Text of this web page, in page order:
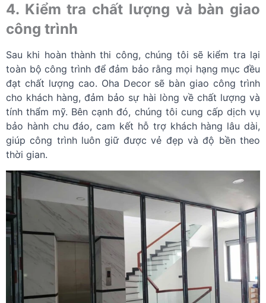
4. Kiểm tra chất lượng và bàn giao
công trình
Sau khi hoàn thành thi công, chúng tôi sẽ kiểm tra lại
toàn bộ công trình để đảm bảo rằng mọi hạng mục đều
đạt chất lượng cao. Oha Decor sẽ bàn giao công trình
cho khách hàng, đảm bảo sự hài lòng về chất lượng và
tính thẩm mỹ. Bên cạnh đó, chúng tôi cung cấp dịch vụ
bảo hành chu đáo, cam kết hỗ trợ khách hàng lâu dài,
giúp công trình luôn giữ được vẻ đẹp và độ bền theo
thời gian.